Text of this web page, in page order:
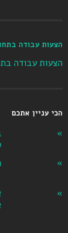
הצעות עבודה
הצעות עבודה
הכי עניין אתכם